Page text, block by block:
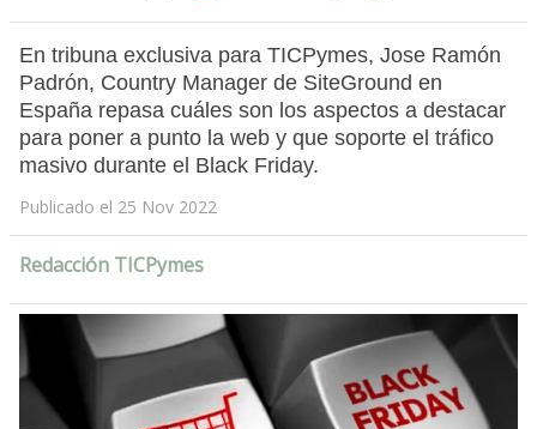
En tribuna exclusiva para TICPymes, Jose Ramón
Padrón, Country Manager de SiteGround en
España repasa cuáles son los aspectos a destacar
para poner a punto la web y que soporte el tráfico
masivo durante el Black Friday.
Publicado el 25 Nov 2022
Redacción TICPymes